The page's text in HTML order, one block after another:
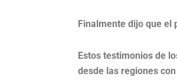
Finalmente dijo que el
Estos testimonios de
desde las regiones